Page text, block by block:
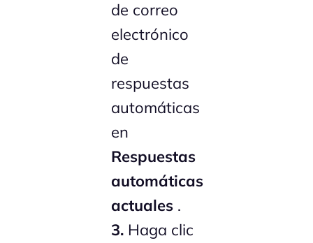
de correo
electrónico
de
respuestas
automáticas
en
Respuestas
automáticas
actuales .
3. Haga clic